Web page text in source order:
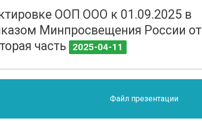
ООП ООО к 01.09.2025 в
Минпросвещения России от
часть
2025-04-11
Файл презентации